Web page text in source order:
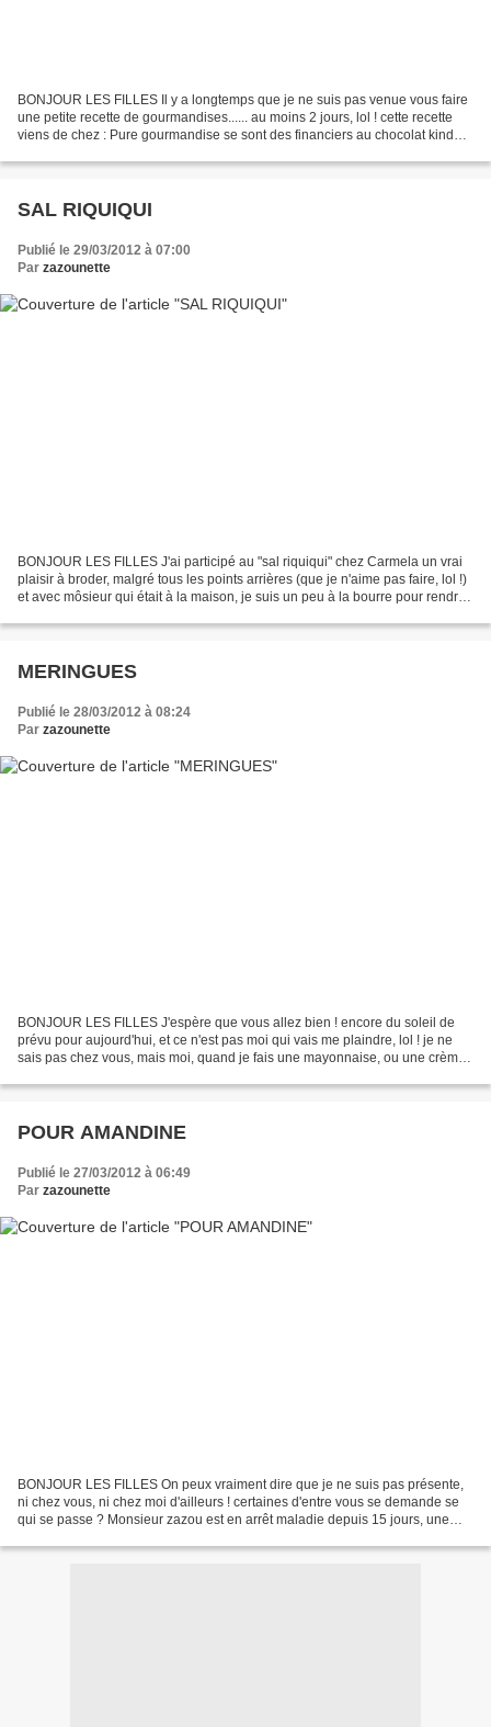
BONJOUR LES FILLES Il y a longtemps que je ne suis pas venue vous faire
une petite recette de gourmandises...... au moins 2 jours, lol ! cette recette
viens de chez : Pure gourmandise se sont des financiers au chocolat kinder
SAL RIQUIQUI
Publié le 29/03/2012 à 07:00
Par zazounette
BONJOUR LES FILLES J'ai participé au "sal riquiqui" chez Carmela un vrai
plaisir à broder, malgré tous les points arrières (que je n'aime pas faire, lol !)
et avec môsieur qui était à la maison, je suis un peu à la bourre pour rendre
MERINGUES
Publié le 28/03/2012 à 08:24
Par zazounette
BONJOUR LES FILLES J'espère que vous allez bien ! encore du soleil de
prévu pour aujourd'hui, et ce n'est pas moi qui vais me plaindre, lol ! je ne
sais pas chez vous, mais moi, quand je fais une mayonnaise, ou une crème
POUR AMANDINE
Publié le 27/03/2012 à 06:49
Par zazounette
BONJOUR LES FILLES On peux vraiment dire que je ne suis pas présente,
ni chez vous, ni chez moi d'ailleurs ! certaines d'entre vous se demande se
qui se passe ? Monsieur zazou est en arrêt maladie depuis 15 jours, une